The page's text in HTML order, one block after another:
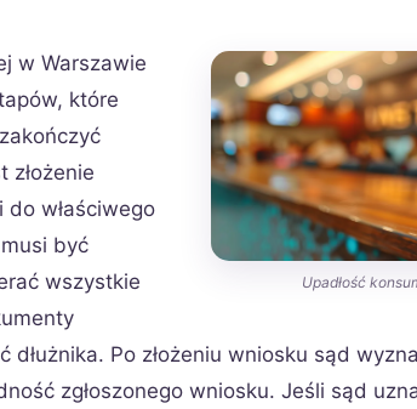
Upadłość
w Warszawie
które
złożenie
do właściwego
być
wszystkie
dłużnika. Po złożeniu wniosku sąd
zgłoszonego wniosku. Jeśli sąd